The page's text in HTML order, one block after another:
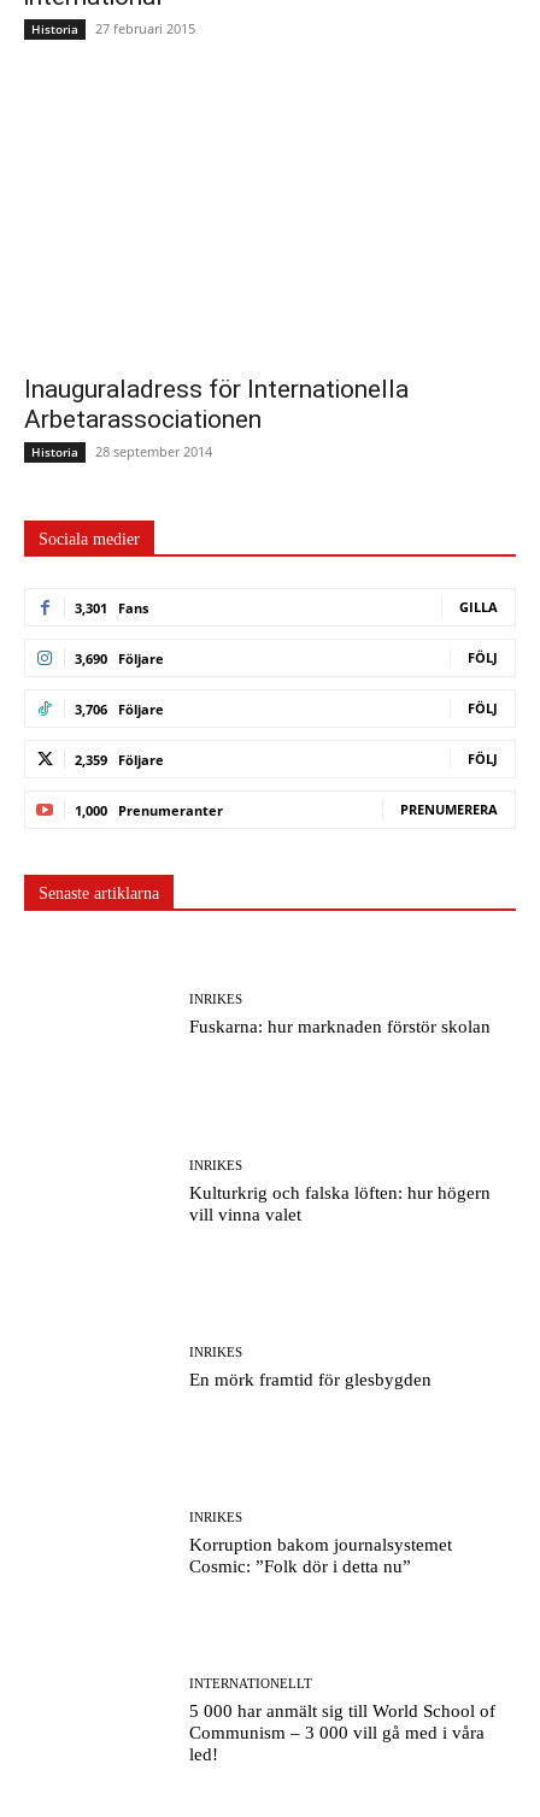
Historia 27 februari 2015
Inauguraladress för Internationella
Arbetarassociationen
Historia 28 september 2014
Sociala medier
3,301 Fans GILLA
3,690 Följare FÖLJ
3,706 Följare FÖLJ
2,359 Följare FÖLJ
1,000 Prenumeranter PRENUMERERA
Senaste artiklarna
INRIKES
Fuskarna: hur marknaden förstör skolan
INRIKES
Kulturkrig och falska löften: hur högern
vill vinna valet
INRIKES
En mörk framtid för glesbygden
INRIKES
Korruption bakom journalsystemet
Cosmic: ”Folk dör i detta nu”
INTERNATIONELLT
5 000 har anmält sig till World School of
Communism – 3 000 vill gå med i våra
led!